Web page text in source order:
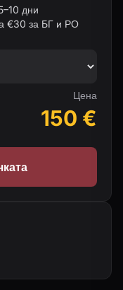
дни
€30 за БГ и РО
Цена
150 €